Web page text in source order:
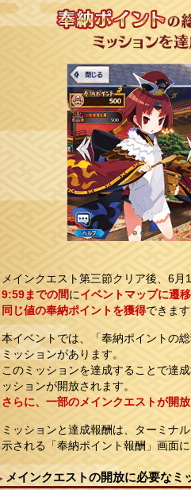
メインクエスト第三節クリア後、6月
9:59までの間にイベントマップに遷
同じ値の奉納ポイントを獲得できま
本イベントでは、「奉納ポイントの
ミッションがあります。
このミッションを達成することで達
ッションが開放されます。
さらに、一部のメインクエストが開
ミッションと達成報酬は、ターミナ
示される「奉納ポイント報酬」画面
メインクエストの開放に必要なミ